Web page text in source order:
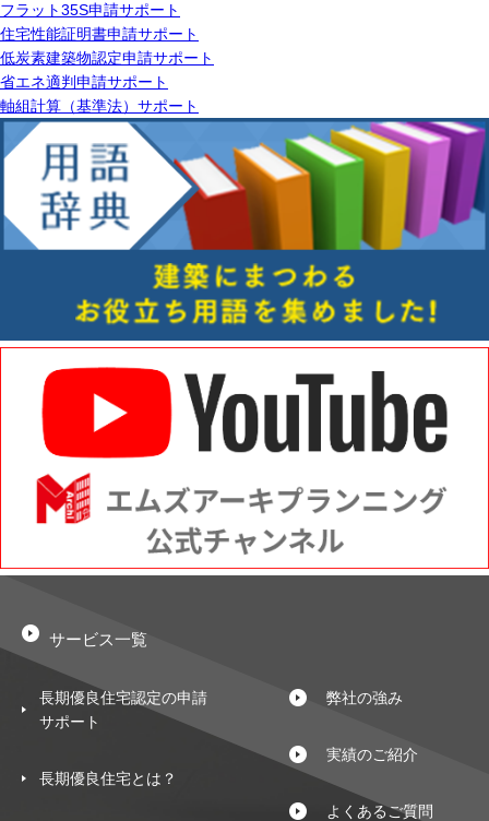
フラット35S申請サポート
住宅性能証明書申請サポート
低炭素建築物認定申請サポート
省エネ適判申請サポート
軸組計算（基準法）サポート
サービス一覧
長期優良住宅認定の申請
サポート
長期優良住宅とは？
弊社の強み
実績のご紹介
よくあるご質問